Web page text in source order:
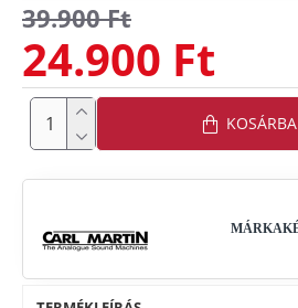
24.900 Ft
39.900 Ft